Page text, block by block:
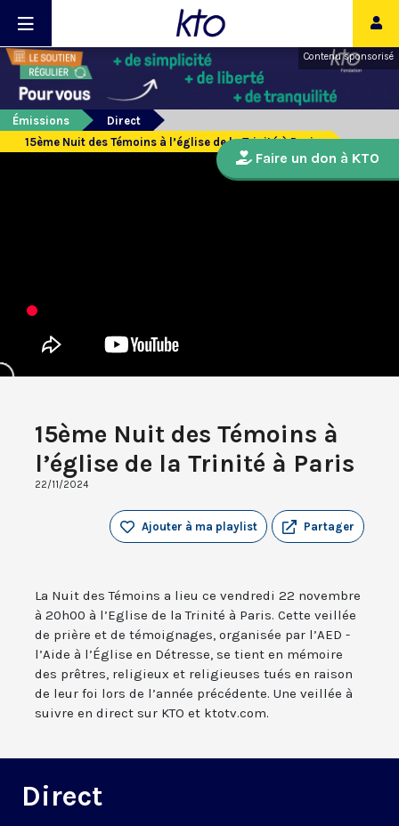
Contenu sponsorisé
Émissions
Direct
15ème Nuit des Témoins à l’église de la Trinité à Paris
15ème Nuit des Témoins à
l’église de la Trinité à Paris
22/11/2024
Partager
Ajouter à ma playlist
La Nuit des Témoins a lieu ce vendredi 22 novembre
à 20h00 à l’Eglise de la Trinité à Paris. Cette veillée
de prière et de témoignages, organisée par l’AED -
l’Aide à l’Église en Détresse, se tient en mémoire
des prêtres, religieux et religieuses tués en raison
de leur foi lors de l’année précédente. Une veillée à
suivre en direct sur KTO et ktotv.com.
Direct
Faire un don à KTO